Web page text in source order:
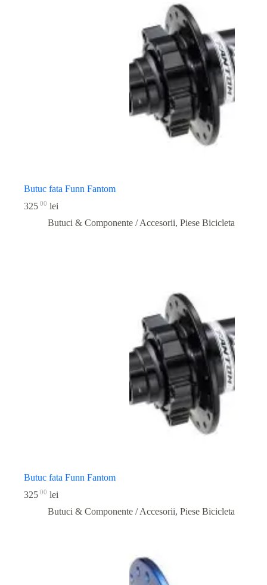
Butuc fata Funn Fantom
325 00 lei
Butuci & Componente / Accesorii, Piese Bicicleta
Butuc fata Funn Fantom
325 00 lei
Butuci & Componente / Accesorii, Piese Bicicleta